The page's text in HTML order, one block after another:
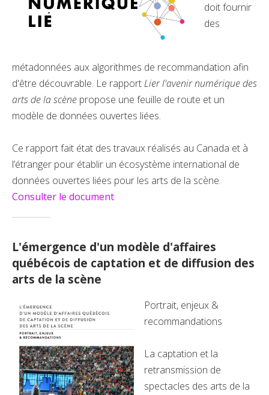
doit fournir
des
métadonnées aux algorithmes de recommandation afin
d'être découvrable. Le rapportLier l'avenir numérique des
arts de la scène propose une feuille de route et un
modèle de données ouvertes liées.
Ce rapport fait état des travaux réalisés au Canada et à
l’étranger pour établir un écosystème international de
données ouvertes liées pour les arts de la scène.
Consulter le document
L'émergence d'un modèle d'affaires
québécois de captation et de diffusion des
arts de la scène
Portrait, enjeux &
recommandations
La captation et la
retransmission de
spectacles des arts de la